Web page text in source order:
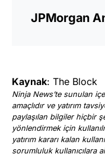
JPMorgan
Kaynak: The Block
Ninja News’te sunulan
amaçlıdır ve yatırım
paylaşılan bilgiler hiçbir
yönlendirmek için
yatırım kararı kalan
sorumluluk kullanıcılara